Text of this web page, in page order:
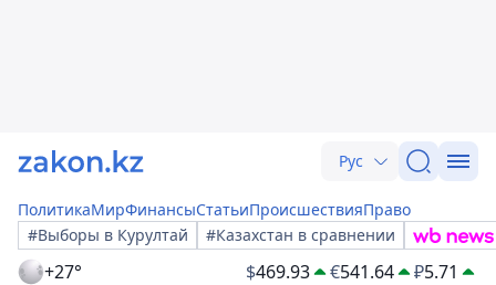
Рус
ПолитикаМирФинансыСтатьиПроисшествияПраво
#Выборы в Курултай
#Казахстан в сравнении
+27° $469.93 €541.64 ₽5.71